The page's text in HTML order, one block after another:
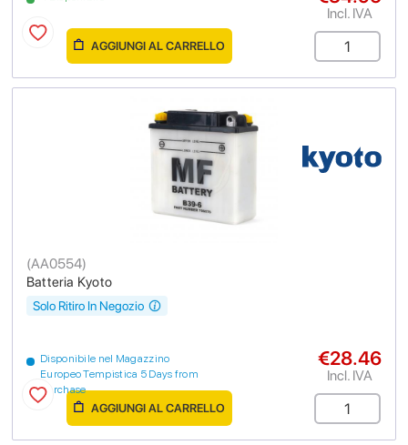
Incl. IVA
AGGIUNGI AL CARRELLO
Batteria Kyoto
(AA0554)
Disponibile nel Magazzino
Europeo Tempistica 5 Days from
purchase
Solo Ritiro In Negozio
€28.46
Incl. IVA
AGGIUNGI AL CARRELLO